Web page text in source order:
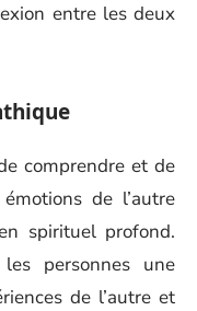
entre les deux
comprendre et de
de l’autre
spirituel profond.
personnes une
de l’autre et